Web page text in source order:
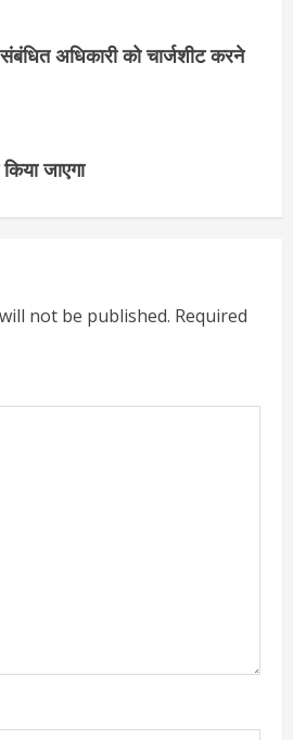
अधिकारी को चार्जशीट करने
जाएगा
not be published. Required